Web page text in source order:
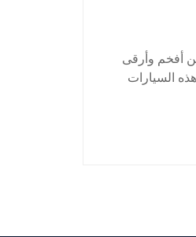
أفخم وأرقى
السيارات